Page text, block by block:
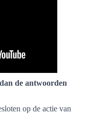
de antwoorden
op de actie van